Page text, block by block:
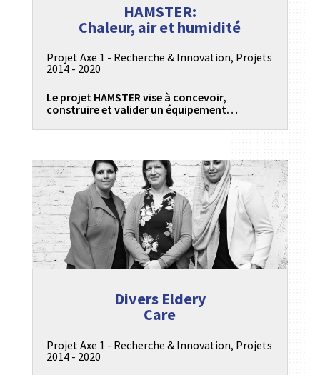
HAMSTER:
Chaleur, air et humidité
Projet Axe 1 - Recherche & Innovation, Projets
2014 - 2020
Le projet HAMSTER vise à concevoir,
construire et valider un équipement…
Divers Eldery
Care
Projet Axe 1 - Recherche & Innovation, Projets
2014 - 2020